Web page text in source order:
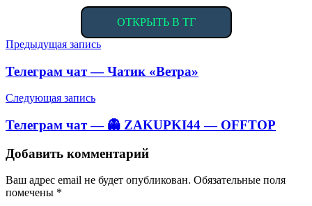
ОТКРЫТЬ В ТГ
Навигация
по
записям
Предыдущая запись
Телеграм чат — Чатик «Ветра»
Следующая запись
Телеграм чат — 👻 ZAKUPKI44 — OFFTOP
Добавить комментарий
Ваш адрес email не будет опубликован. Обязательные поля
помечены *